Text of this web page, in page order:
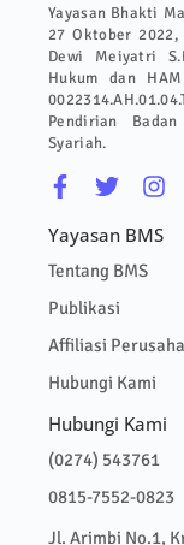
Yayasan Bhakti
27 Oktober
Dewi Meiyatri
Hukum dan
Pendirian
Syariah.
Yayasan BMS
Tentang BMS
Publikasi
Affiliasi
Hubungi Kami
Hubungi Kami
(0274) 543761
0815-7552-0823
Jl. Arimbi No.1,